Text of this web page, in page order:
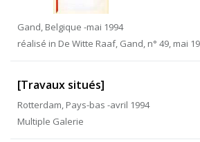
Gand, Belgique -mai 1994
réalisé in De Witte Raaf, Gand, n° 49, mai
[Travaux situés]
Rotterdam, Pays-bas -avril 1994
Multiple Galerie